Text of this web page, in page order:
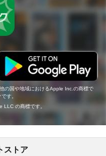
の国や地域におけるApple Inc.の商標で
す。
の商標です。
ストア